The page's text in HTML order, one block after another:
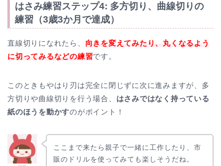
はさみ練習ステップ4: 多方切り、曲線切りの
練習（3歳3か月で達成）
直線切りになれたら、 向きを変えてみたり、丸くなるよう
に切ってみるなどの練習です。
このときもやはり刃は完全に閉じずに次に進みますが、多
方切りや曲線切りを行う場合、 はさみではなく持っている
紙のほうを動かすのがポイント！
ここまで来たら親子で一緒に工作したり、市
販のドリルを使ってみても楽しそうだね。